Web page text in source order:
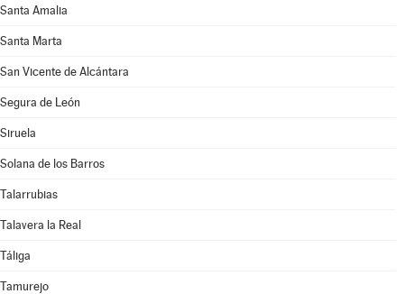
Santa Amalia
Santa Marta
San Vicente de Alcántara
Segura de León
Siruela
Solana de los Barros
Talarrubias
Talavera la Real
Táliga
Tamurejo